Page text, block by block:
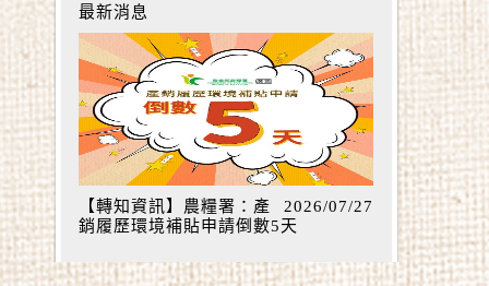
最新消息
2026/07/27
【轉知資訊】農糧署：產
銷履歷環境補貼申請倒數5天